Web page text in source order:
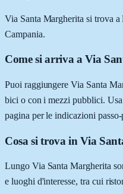
Via Santa Margherita si trova
Campania.
Come si arriva a Via
Puoi raggiungere Via Santa
bici o con i mezzi pubblici.
pagina per le indicazioni
Cosa si trova in Via
Lungo Via Santa Margherita
e luoghi d'interesse, tra cui